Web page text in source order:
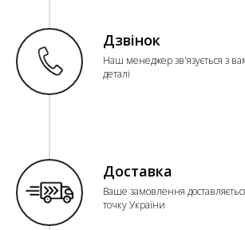
Дзвінок
Наш менеджер зв'язується з
деталі
Доставка
Ваше замовлення
точку України